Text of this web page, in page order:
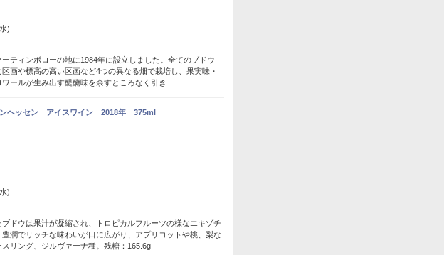
)
ティンボローの地に1984年に設立しました。全てのブドウ
画や標高の高い区画など4つの異なる畑で栽培し、果実味・
ールが生み出す醍醐味を余すところなく引き
ヘッセン アイスワイン 2018年 375ml
)
ドウは果汁が凝縮され、トロピカルフルーツの様なエキゾチ
潤でリッチな味わいが口に広がり、アプリコットや桃、梨な
リング、ジルヴァーナ種。残糖：165.6g